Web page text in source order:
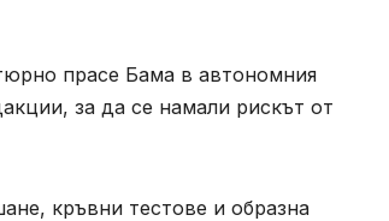
прасе Бама в автономния
за да се намали рискът от
кръвни тестове и образна